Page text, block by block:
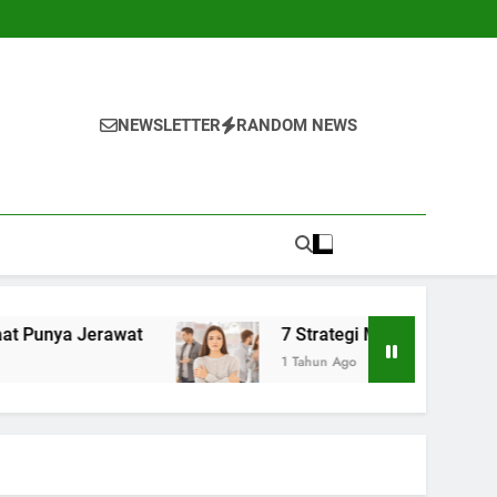
NEWSLETTER RANDOM NEWS
7 Strategi Mengelola Kecemasan Sosial
1 Tahun Ago